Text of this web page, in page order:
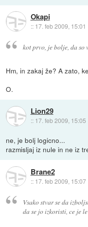
Okapi
:: 17. feb 2009, 15:01
kot prvo, je bolje, da
Hm, in zakaj že? A zato,
O.
Lion29
:: 17. feb 2009, 15:05
ne, je bolj logicno...
razmisljaj iz nule in ne iz
Brane2
:: 17. feb 2009, 15:07
Vsako stvar se da
da se jo izkoristi, ce je